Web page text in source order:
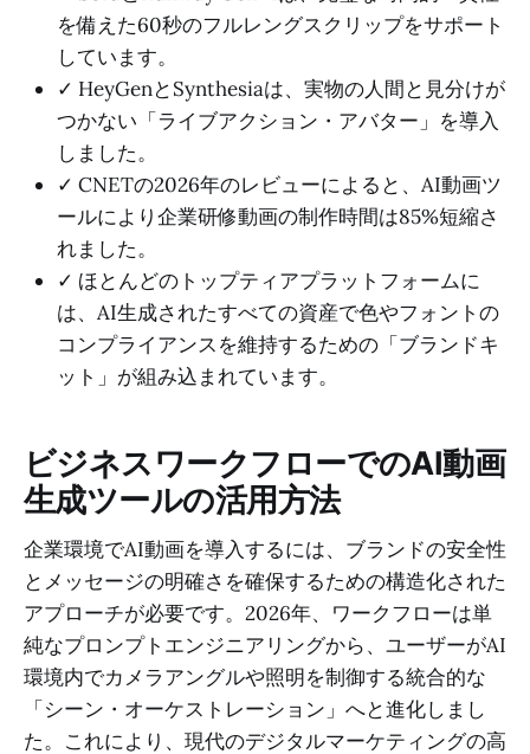
を備えた60秒のフルレングスクリップをサポート
しています。
✓ HeyGenとSynthesiaは、実物の人間と見分けが
つかない「ライブアクション・アバター」を導入
しました。
✓ CNETの2026年のレビューによると、AI動画ツ
ールにより企業研修動画の制作時間は85%短縮さ
れました。
✓ ほとんどのトップティアプラットフォームに
は、AI生成されたすべての資産で色やフォントの
コンプライアンスを維持するための「ブランドキ
ット」が組み込まれています。
ビジネスワークフローでのAI動画
生成ツールの活用方法
企業環境でAI動画を導入するには、ブランドの安全性
とメッセージの明確さを確保するための構造化された
アプローチが必要です。2026年、ワークフローは単
純なプロンプトエンジニアリングから、ユーザーがAI
環境内でカメラアングルや照明を制御する統合的な
「シーン・オーケストレーション」へと進化しまし
た。これにより、現代のデジタルマーケティングの高